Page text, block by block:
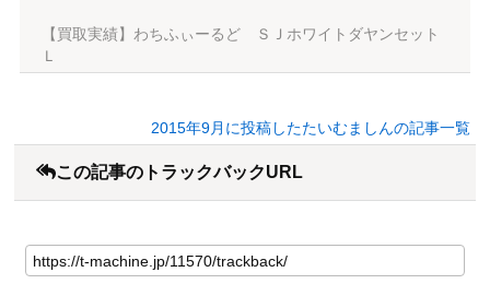
【買取実績】わちふぃーるど ＳＪホワイトダヤンセット
Ｌ
2015年9月に投稿したたいむましんの記事一覧
この記事のトラックバックURL